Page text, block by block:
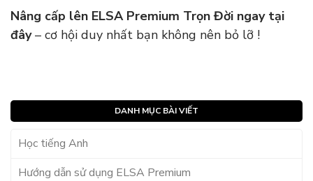
Nâng cấp lên ELSA Premium Trọn Đời ngay tại
đây– cơ hội duy nhất bạn không nên bỏ lỡ !
DANH MỤC BÀI VIẾT
Học tiếng Anh
Hướng dẫn sử dụng ELSA Premium